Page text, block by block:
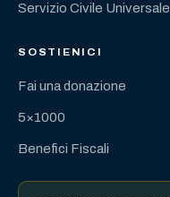
Servizio Civile Universale
SOSTIENICI
Fai una donazione
5×1000
Benefici Fiscali